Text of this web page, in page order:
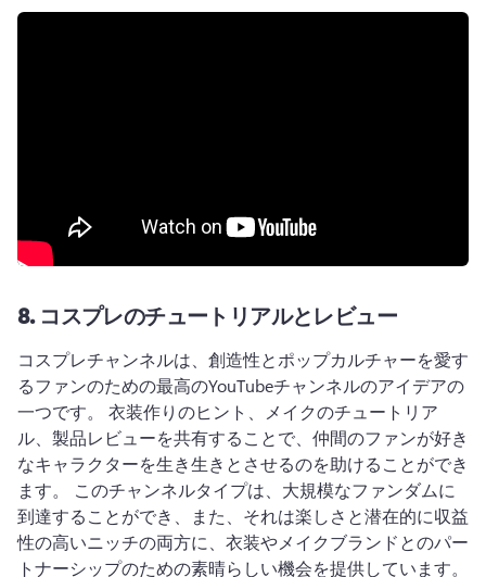
8. コスプレのチュートリアルとレビュー
コスプレチャンネルは、創造性とポップカルチャーを愛す
るファンのための最高のYouTubeチャンネルのアイデアの
一つです。 衣装作りのヒント、メイクのチュートリア
ル、製品レビューを共有することで、仲間のファンが好き
なキャラクターを生き生きとさせるのを助けることができ
ます。 このチャンネルタイプは、大規模なファンダムに
到達することができ、また、それは楽しさと潜在的に収益
性の高いニッチの両方に、衣装やメイクブランドとのパー
トナーシップのための素晴らしい機会を提供しています。